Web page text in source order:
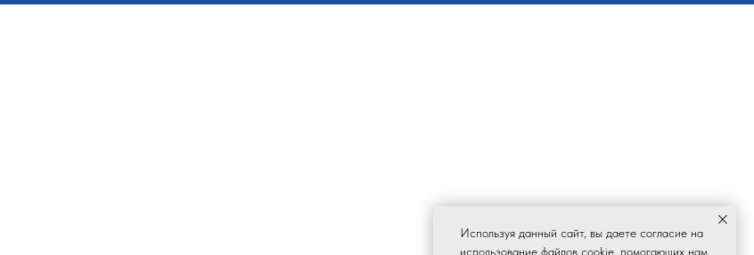
Используя данный сайт, вы даете согласие на
использование файлов cookie, помогающих нам